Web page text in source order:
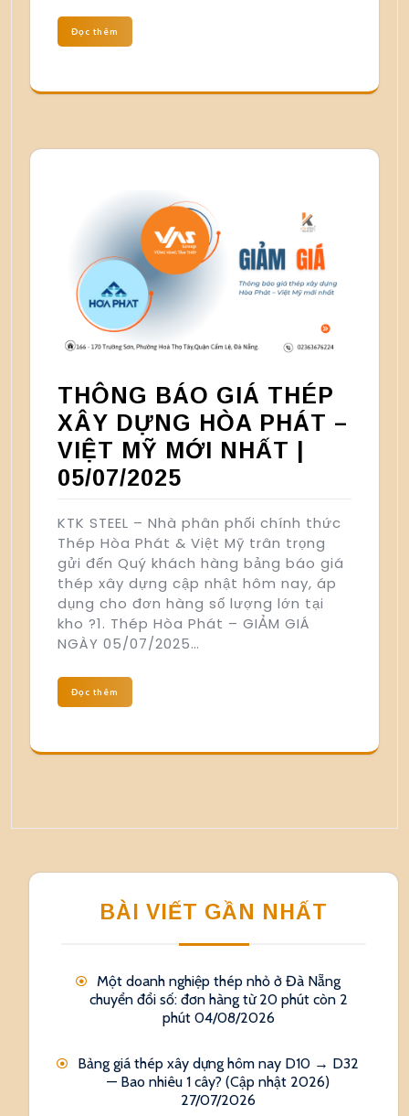
Đọc thêm
THÔNG BÁO GIÁ THÉP
XÂY DỰNG HÒA PHÁT –
VIỆT MỸ MỚI NHẤT |
05/07/2025
KTK STEEL – Nhà phân phối chính thức
Thép Hòa Phát & Việt Mỹ trân trọng
gửi đến Quý khách hàng bảng báo giá
thép xây dựng cập nhật hôm nay, áp
dụng cho đơn hàng số lượng lớn tại
kho ?1. Thép Hòa Phát – GIẢM GIÁ
NGÀY 05/07/2025…
Đọc thêm
BÀI VIẾT GẦN NHẤT
Một doanh nghiệp thép nhỏ ở Đà Nẵng
chuyển đổi số: đơn hàng từ 20 phút còn 2
phút 04/08/2026
Bảng giá thép xây dựng hôm nay D10 → D32
— Bao nhiêu 1 cây? (Cập nhật 2026)
27/07/2026